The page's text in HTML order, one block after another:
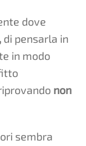
dove
di pensarla in
in modo
non
sembra